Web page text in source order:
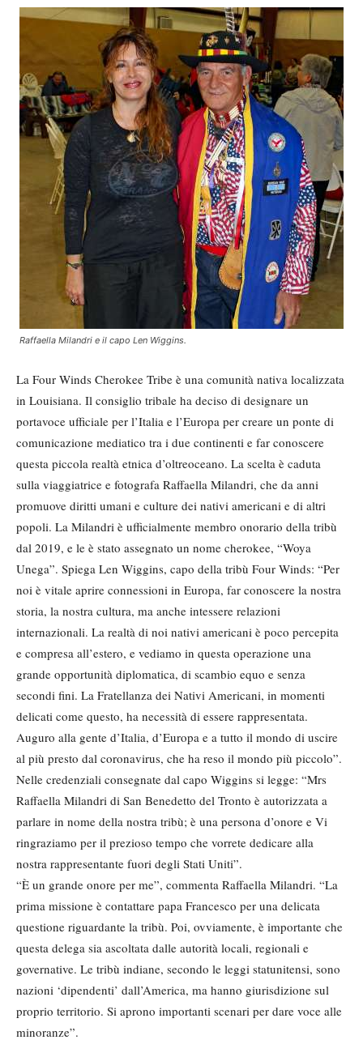
Raffaella Milandri e il capo Len Wiggins.
La Four Winds Cherokee Tribe è una comunità nativa localizzata
in Louisiana. Il consiglio tribale ha deciso di designare un
portavoce ufficiale per l’Italia e l’Europa per creare un ponte di
comunicazione mediatico tra i due continenti e far conoscere
questa piccola realtà etnica d’oltreoceano. La scelta è caduta
sulla viaggiatrice e fotografa Raffaella Milandri, che da anni
promuove diritti umani e culture dei nativi americani e di altri
popoli. La Milandri è ufficialmente membro onorario della tribù
dal 2019, e le è stato assegnato un nome cherokee, “Woya
Unega”. Spiega Len Wiggins, capo della tribù Four Winds: “Per
noi è vitale aprire connessioni in Europa, far conoscere la nostra
storia, la nostra cultura, ma anche intessere relazioni
internazionali. La realtà di noi nativi americani è poco percepita
e compresa all’estero, e vediamo in questa operazione una
grande opportunità diplomatica, di scambio equo e senza
secondi fini. La Fratellanza dei Nativi Americani, in momenti
delicati come questo, ha necessità di essere rappresentata.
Auguro alla gente d’Italia, d’Europa e a tutto il mondo di uscire
al più presto dal coronavirus, che ha reso il mondo più piccolo”.
Nelle credenziali consegnate dal capo Wiggins si legge: “Mrs
Raffaella Milandri di San Benedetto del Tronto è autorizzata a
parlare in nome della nostra tribù; è una persona d’onore e Vi
ringraziamo per il prezioso tempo che vorrete dedicare alla
nostra rappresentante fuori degli Stati Uniti”.
“È un grande onore per me”, commenta Raffaella Milandri. “La
prima missione è contattare papa Francesco per una delicata
questione riguardante la tribù. Poi, ovviamente, è importante che
questa delega sia ascoltata dalle autorità locali, regionali e
governative. Le tribù indiane, secondo le leggi statunitensi, sono
nazioni ‘dipendenti’ dall’America, ma hanno giurisdizione sul
proprio territorio. Si aprono importanti scenari per dare voce alle
minoranze”.